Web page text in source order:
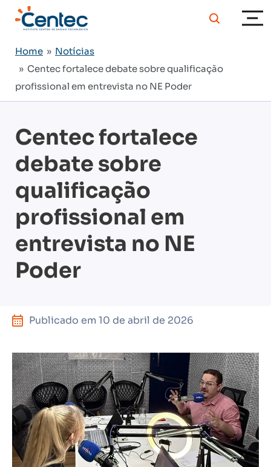
Home » Notícias
» Centec fortalece debate sobre qualificação
profissional em entrevista no NE Poder
Centec fortalece
debate sobre
qualificação
profissional em
entrevista no NE
Poder
Publicado em 10 de abril de 2026